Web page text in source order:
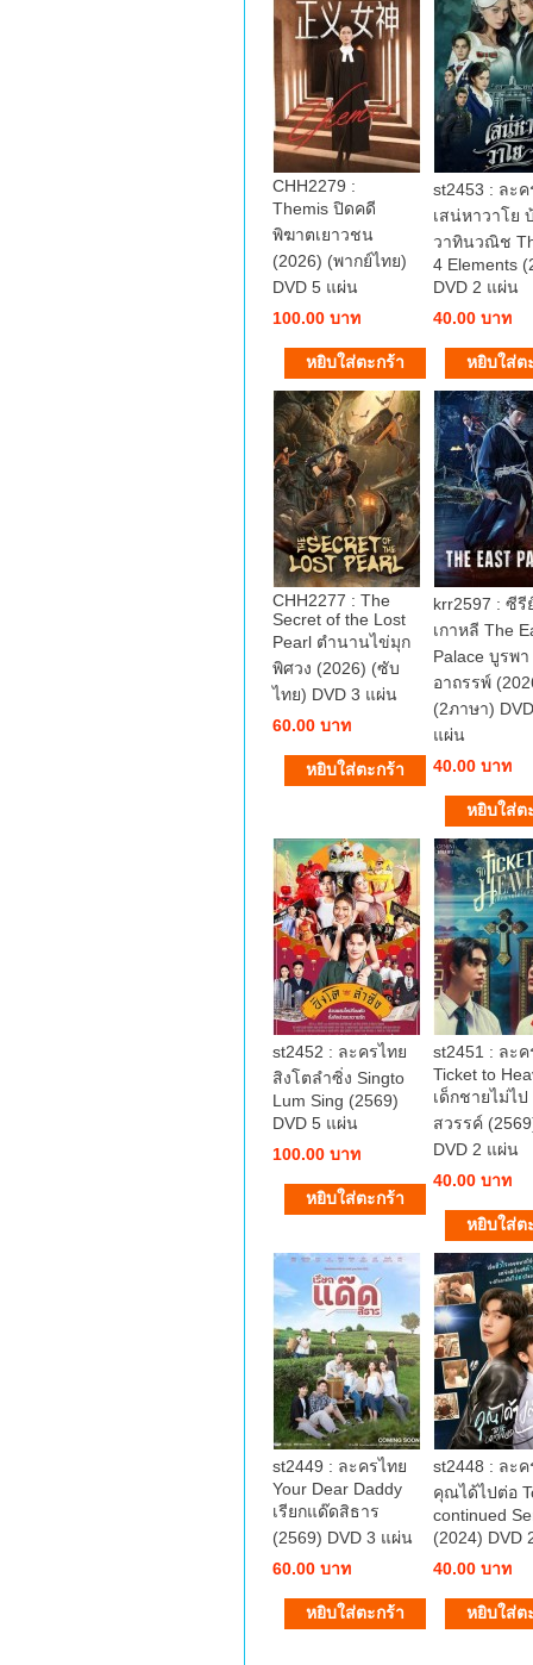
CHH2279 :
Themis ปิดคดี
พิฆาตเยาวชน
(2026) (พากย์ไทย)
DVD 5 แผ่น
100.00 บาท
st2453 : ละค
เสน่หาวาโย
วาทินวณิช
4 Elements
DVD 2 แผ่น
40.00 บาท
CHH2277 : The
Secret of the Lost
Pearl ตำนานไข่มุก
พิศวง (2026) (ซับ
ไทย) DVD 3 แผ่น
60.00 บาท
krr2597 : ซีรี
เกาหลี The
Palace บูรพา
อาถรรพ์
(2ภาษา)
แผ่น
40.00 บาท
st2452 : ละครไทย
สิงโตลำซิ่ง Singto
Lum Sing (2569)
DVD 5 แผ่น
100.00 บาท
st2451 : ละค
Ticket to
เด็กชายไม่ไป
สวรรค์
DVD 2 แผ่น
40.00 บาท
st2449 : ละครไทย
Your Dear Daddy
เรียกแด๊ดสิธาร
(2569) DVD 3 แผ่น
60.00 บาท
st2448 : ละค
คุณได้ไปต่อ
continued
(2024) DVD
40.00 บาท